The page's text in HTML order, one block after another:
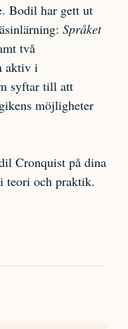
Bodil har gett ut
Språket
två
aktiv i
syftar till att
möjligheter
Cronquist på dina
teori och praktik.